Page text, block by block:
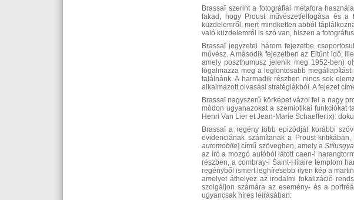
Brassaï szerint a fotográfiai metafora
fakad, hogy Proust művészetfelfogása és
küzdelemről, mert mindketten abból
való küzdelemről is szó van, hiszen a
Brassaï jegyzetei három fejezetbe
művész. A második fejezetben az Eltűnt idő,
amely poszthumusz jelenik meg 1952-ben)
fogalmazza meg a legfontosabb
találnánk. A harmadik részben nincs sok
alkalmazott olvasási stratégiákból. A fejezet
Brassaï nagyszerű körképet vázol fel a nagy
módon ugyanazokat a szemiotikai funkciókat
Henri Van Lier et Jean-Marie Schaeffer.ix):
Brassaï a regény több epizódját korábbi
evidenciának számítanak a Proust-
automobile] című szövegben, amely a
az író a mozgó autóból látott caen-i
részben, a combray-i Saint-Hilaire templom
regényből ismert leghíresebb ilyen kép a
amelyet áthelyez az irodalmi fokalizáció
szolgáljon számára az esemény- és a
ugyancsak híres leírásában: